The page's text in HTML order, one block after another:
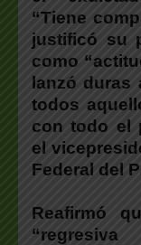
“Tiene
justificó su
como “
lanzó duras
todos
con todo el
el
Federal del
Reafirmó